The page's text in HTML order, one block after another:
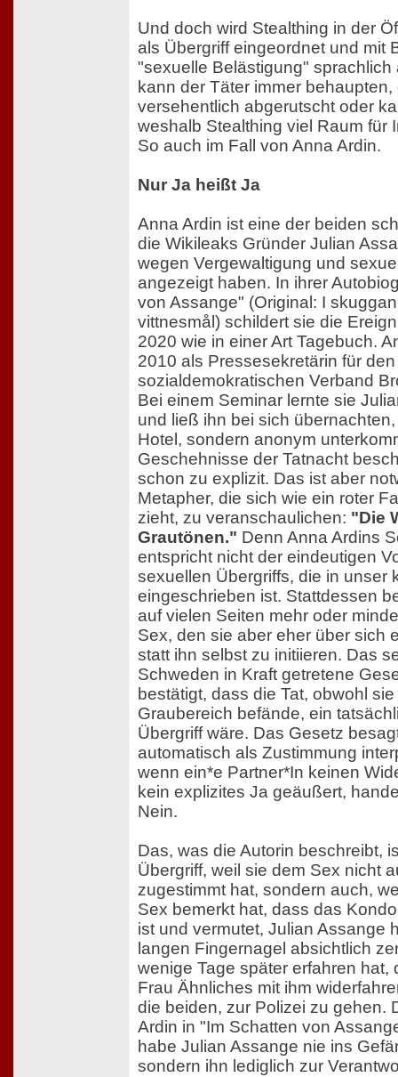
Und doch wird Stealthing in der
als Übergriff eingeordnet und mit
"sexuelle Belästigung" sprachlich
kann der Täter immer
versehentlich abgerutscht oder
weshalb Stealthing viel Raum für
So auch im Fall von Anna Ardin.
Nur Ja heißt Ja
Anna Ardin ist eine der beiden
die Wikileaks Gründer Julian
wegen Vergewaltigung und
angezeigt haben. In ihrer
von Assange" (Original: I
vittnesmål) schildert sie die
2020 wie in einer Art Tagebuch.
2010 als Pressesekretärin für
sozialdemokratischen Verband
Bei einem Seminar lernte sie
und ließ ihn bei sich
Hotel, sondern anonym
Geschehnisse der Tatnacht
schon zu explizit. Das ist aber
Metapher, die sich wie ein roter
zieht, zu veranschaulichen: "Die
Grautönen." Denn Anna Ardins
entspricht nicht der eindeutigen
sexuellen Übergriffs, die in unser
eingeschrieben ist. Stattdessen
auf vielen Seiten mehr oder
Sex, den sie aber eher über sich
statt ihn selbst zu initiieren. Das
Schweden in Kraft getretene
bestätigt, dass die Tat, obwohl
Graubereich befände, ein
Übergriff wäre. Das Gesetz
automatisch als Zustimmung
wenn ein*e Partner*In keinen
kein explizites Ja geäußert,
Nein.
Das, was die Autorin beschreibt,
Übergriff, weil sie dem Sex nicht
zugestimmt hat, sondern auch,
Sex bemerkt hat, dass das
ist und vermutet, Julian Assange
langen Fingernagel absichtlich
wenige Tage später erfahren hat,
Frau Ähnliches mit ihm
die beiden, zur Polizei zu gehen.
Ardin in "Im Schatten von
habe Julian Assange nie ins
sondern ihn lediglich zur